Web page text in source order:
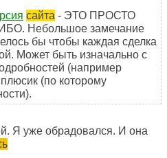
сайта - ЭТО ПРОСТО
Небольшое замечание
бы чтобы каждая сделка
Может быть изначально с
(например
(по которому
Я уже обрадовался. И она